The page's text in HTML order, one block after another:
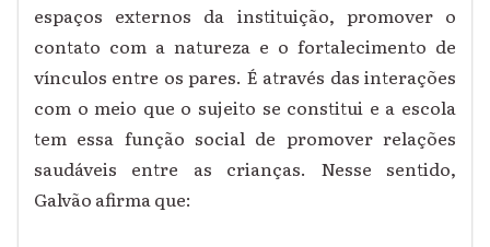
espaços externos da instituição, promover o
contato com a natureza e o fortalecimento de
vínculos entre os pares. É através das interações
com o meio que o sujeito se constitui e a escola
tem essa função social de promover relações
saudáveis entre as crianças. Nesse sentido,
Galvão afirma que: